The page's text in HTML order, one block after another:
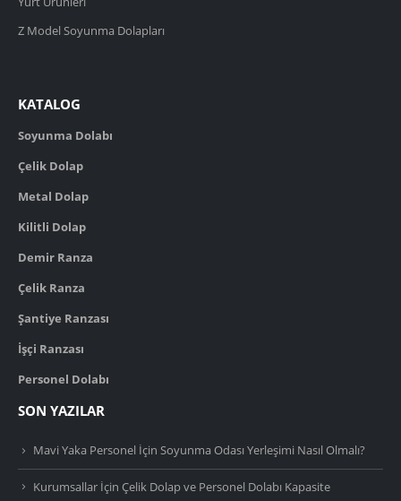
Z Model Soyunma Dolapları
KATALOG
Soyunma Dolabı
Çelik Dolap
Metal Dolap
Kilitli Dolap
Demir Ranza
Çelik Ranza
Şantiye Ranzası
İşçi Ranzası
Personel Dolabı
SON YAZILAR
Mavi Yaka Personel İçin Soyunma Odası Yerleşimi Nasıl Olmalı?
Kurumsallar İçin Çelik Dolap ve Personel Dolabı Kapasite